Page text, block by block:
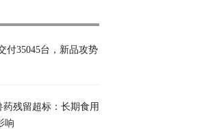
付35045台，新品攻势
药残留超标：长期食用
响